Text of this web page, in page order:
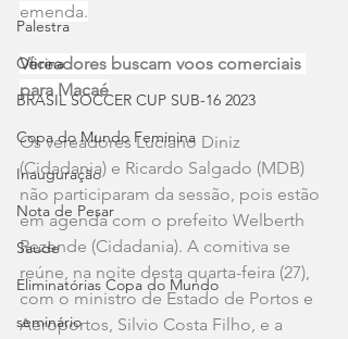
Palestra
Oficina
BRASIL SOCCER CUP SUB-16 2023
Copa do Mundo Feminina
Inauguração
Nota de Pesar
Saude
Eliminatórias Copa do Mundo
seminário
emenda.
Vereadores buscam voos comerciais
para Macaé
Os vereadores Luciano Diniz
(Cidadania) e Ricardo Salgado (MDB)
não participaram da sessão, pois estão
em agenda com o prefeito Welberth
Rezende (Cidadania). A comitiva se
reúne, na noite desta quarta-feira (27),
com o ministro de Estado de Portos e
Aeroportos, Silvio Costa Filho, e a